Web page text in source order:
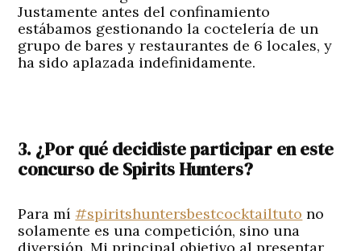
Justamente antes del confinamiento
estábamos gestionando la coctelería de un
grupo de bares y restaurantes de 6 locales, y
ha sido aplazada indefinidamente.
3. ¿Por qué decidiste participar en este
concurso de Spirits Hunters?
Para mí#spiritshuntersbestcocktailtuto no
solamente es una competición, sino una
diversión. Mi principal objetivo al presentar